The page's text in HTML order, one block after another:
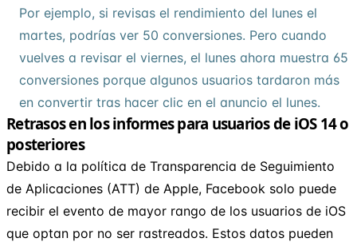
Por ejemplo, si revisas el rendimiento del lunes el
martes, podrías ver 50 conversiones. Pero cuando
vuelves a revisar el viernes, el lunes ahora muestra 65
conversiones porque algunos usuarios tardaron más
en convertir tras hacer clic en el anuncio el lunes.
Retrasos en los informes para usuarios de iOS 14 o
posteriores
Debido a la política de Transparencia de Seguimiento
de Aplicaciones (ATT) de Apple, Facebook solo puede
recibir el evento de mayor rango de los usuarios de iOS
que optan por no ser rastreados. Estos datos pueden